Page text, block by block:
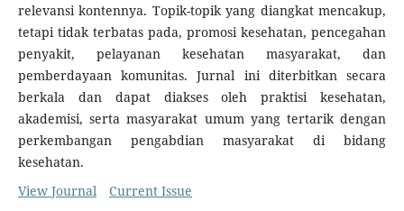
relevansi kontennya. Topik-topik yang diangkat mencakup,
tetapi tidak terbatas pada, promosi kesehatan, pencegahan
penyakit, pelayanan kesehatan masyarakat, dan
pemberdayaan komunitas. Jurnal ini diterbitkan secara
berkala dan dapat diakses oleh praktisi kesehatan,
akademisi, serta masyarakat umum yang tertarik dengan
perkembangan pengabdian masyarakat di bidang
kesehatan.
View Journal
Current Issue